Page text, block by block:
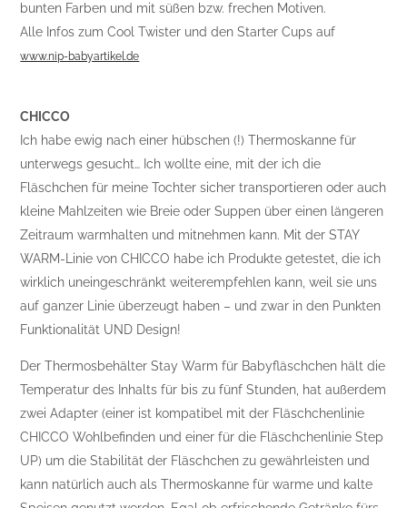
bunten Farben und mit süßen bzw. frechen Motiven.
Alle Infos zum Cool Twister und den Starter Cups auf
www.nip-babyartikel.de
CHICCO
Ich habe ewig nach einer hübschen (!) Thermoskanne für
unterwegs gesucht… Ich wollte eine, mit der ich die
Fläschchen für meine Tochter sicher transportieren oder auch
kleine Mahlzeiten wie Breie oder Suppen über einen längeren
Zeitraum warmhalten und mitnehmen kann. Mit der STAY
WARM-Linie von CHICCO habe ich Produkte getestet, die ich
wirklich uneingeschränkt weiterempfehlen kann, weil sie uns
auf ganzer Linie überzeugt haben – und zwar in den Punkten
Funktionalität UND Design!
Der Thermosbehälter Stay Warm für Babyfläschchen hält die
Temperatur des Inhalts für bis zu fünf Stunden, hat außerdem
zwei Adapter (einer ist kompatibel mit der Fläschchenlinie
CHICCO Wohlbefinden und einer für die Fläschchenlinie Step
UP) um die Stabilität der Fläschchen zu gewährleisten und
kann natürlich auch als Thermoskanne für warme und kalte